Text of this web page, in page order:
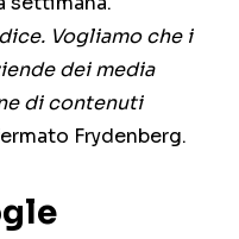
Vogliamo che i
dei media
di contenuti
Frydenberg.